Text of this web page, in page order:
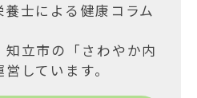
士による健康コラム
立市の「さわやか内
しています。